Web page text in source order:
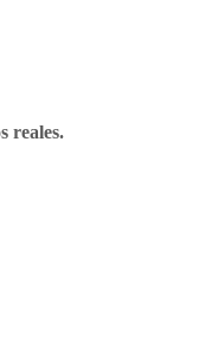
reales.